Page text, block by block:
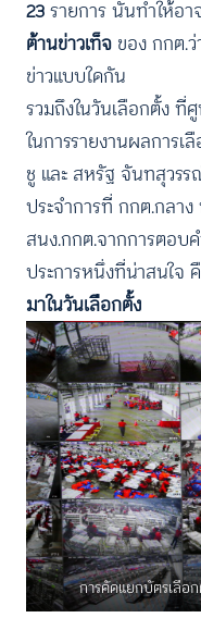
23รายการ นั่นทำให้อา
ต้านข่าวเท็จ ของ กกต.
ข่าวแบบใดกัน
รวมถึงในวันเลือกตั้ง ที่
ในการรายงานผลการ
ชู และ สหรัฐ จันทสุวร
ประจำการที่ กกต.กลา
สนง.กกต.จากการตอบ
ประการหนึ่งที่น่าสนใจ
มาในวันเลือกตั้ง
การคัดแยกบัตรเลือ